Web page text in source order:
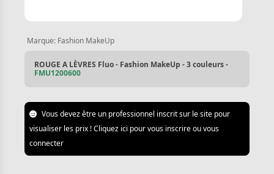
Marque: Fashion MakeUp
ROUGE A LÈVRES Fluo - Fashion MakeUp - 3 couleurs -
FMU1200600
Vous devez être un professionnel inscrit sur le site pour
visualiser les prix ! Cliquez ici pour vous inscrire ou vous
connecter